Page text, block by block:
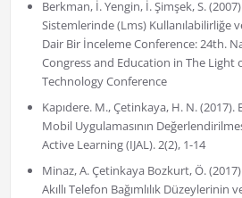
Berkman, İ. Yengin, İ. Şimşek, S.
Sistemlerinde (Lms) Kullanılabilirliğe
Dair Bir İnceleme Conference: 24th.
Congress and Education in The
Technology Conference
Kapıdere. M., Çetinkaya, H. N. (2017).
Mobil Uygulamasının
Active Learning (IJAL). 2(2), 1-14
Minaz, A. Çetinkaya Bozkurt, Ö.
Akıllı Telefon Bağımlılık Düzeylerinin